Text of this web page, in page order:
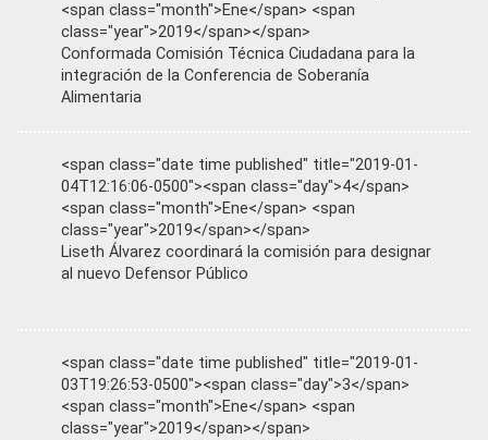
<span class="month">Ene</span> <span
class="year">2019</span></span>
Conformada Comisión Técnica Ciudadana para la
integración de la Conferencia de Soberanía
Alimentaria
<span class="date time published" title="2019-01-
04T12:16:06-0500"><span class="day">4</span>
<span class="month">Ene</span> <span
class="year">2019</span></span>
Liseth Álvarez coordinará la comisión para designar
al nuevo Defensor Público
<span class="date time published" title="2019-01-
03T19:26:53-0500"><span class="day">3</span>
<span class="month">Ene</span> <span
class="year">2019</span></span>